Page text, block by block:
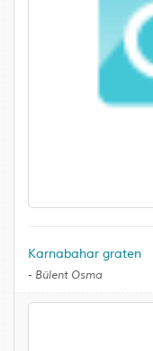
Karnabahar graten
- Bülent Osma